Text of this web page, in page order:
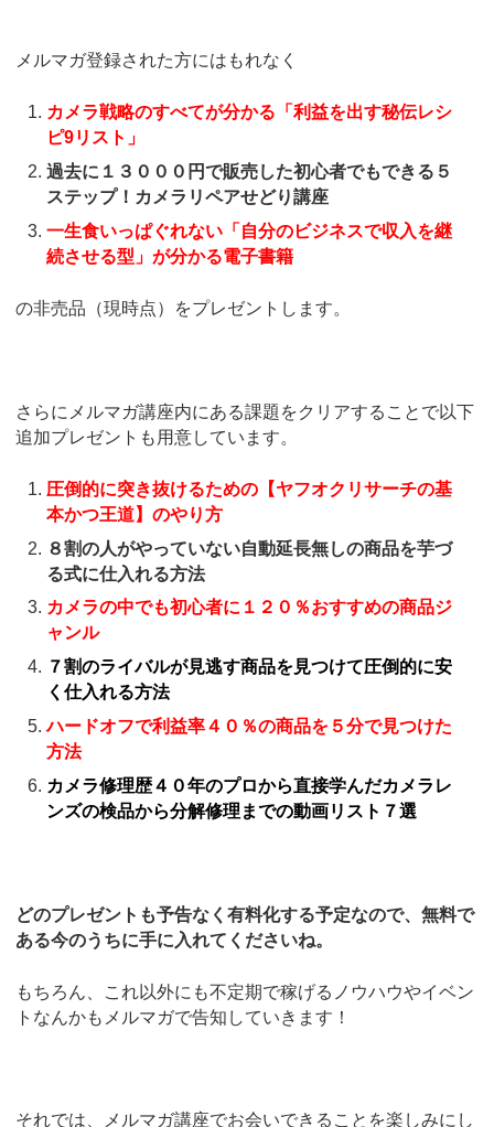
メルマガ登録された方にはもれなく
カメラ戦略のすべてが分かる「利益を出す秘伝レシ
ピ9リスト」
過去に１３０００円で販売した初心者でもできる５
ステップ！カメラリペアせどり講座
一生食いっぱぐれない「自分のビジネスで収入を継
続させる型」が分かる電子書籍
の非売品（現時点）をプレゼントします。
さらにメルマガ講座内にある課題をクリアすることで以下
追加プレゼントも用意しています。
圧倒的に突き抜けるための【ヤフオクリサーチの基
本かつ王道】のやり方
８割の人がやっていない自動延長無しの商品を芋づ
る式に仕入れる方法
カメラの中でも初心者に１２０％おすすめの商品ジ
ャンル
７割のライバルが見逃す商品を見つけて圧倒的に安
く仕入れる方法
ハードオフで利益率４０％の商品を５分で見つけた
方法
カメラ修理歴４０年のプロから直接学んだカメラレ
ンズの検品から分解修理までの動画リスト７選
どのプレゼントも予告なく有料化する予定なので、無料で
ある今のうちに手に入れてくださいね。
もちろん、これ以外にも不定期で稼げるノウハウやイベン
トなんかもメルマガで告知していきます！
それでは、メルマガ講座でお会いできることを楽しみにし